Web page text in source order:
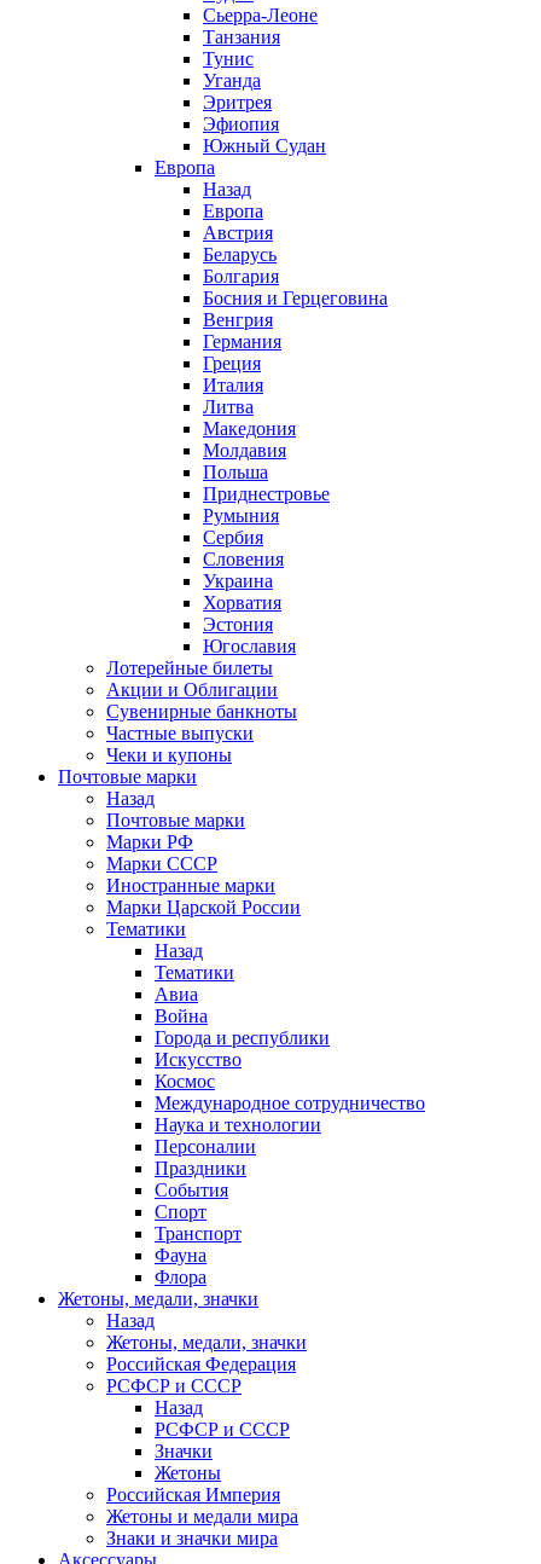
Сьерра-Леоне
Танзания
Тунис
Уганда
Эритрея
Эфиопия
Южный Судан
Европа
Назад
Европа
Австрия
Беларусь
Болгария
Босния и Герцеговина
Венгрия
Германия
Греция
Италия
Литва
Македония
Молдавия
Польша
Приднестровье
Румыния
Сербия
Словения
Украина
Хорватия
Эстония
Югославия
Лотерейные билеты
Акции и Облигации
Сувенирные банкноты
Частные выпуски
Чеки и купоны
Почтовые марки
Назад
Почтовые марки
Марки РФ
Марки СССР
Иностранные марки
Марки Царской России
Тематики
Назад
Тематики
Авиа
Война
Города и республики
Искусство
Космос
Международное сотрудничество
Наука и технологии
Персоналии
Праздники
События
Спорт
Транспорт
Фауна
Флора
Жетоны, медали, значки
Назад
Жетоны, медали, значки
Российская Федерация
РСФСР и СССР
Назад
РСФСР и СССР
Значки
Жетоны
Российская Империя
Жетоны и медали мира
Знаки и значки мира
Аксессуары